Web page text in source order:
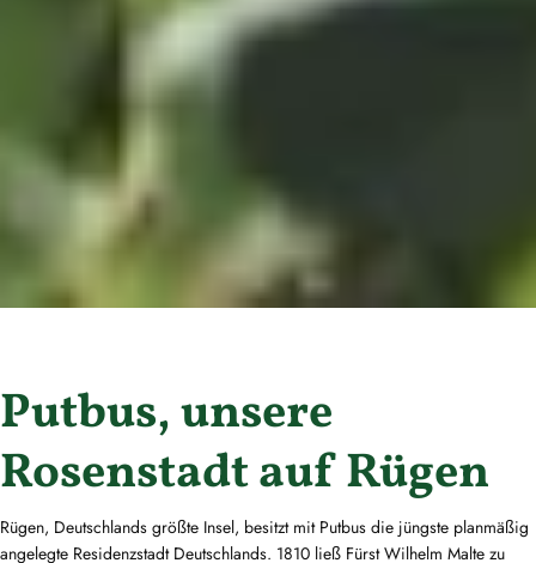
Putbus, unsere
Rosenstadt auf Rügen
Rügen, Deutschlands größte Insel, besitzt mit Putbus die jüngste planmäßig
angelegte Residenzstadt Deutschlands. 1810 ließ Fürst Wilhelm Malte zu